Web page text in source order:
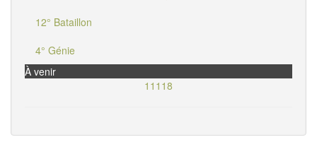
12° Bataillon
4° Génie
À venir
11118